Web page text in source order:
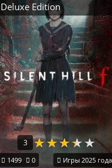
Deluxe Edition
v.1.2.382755 [RUS|ENG]
(2025) PC RePack от
Decepticon со всеми
Дополнениями
3
1499 0 Игры 2025 года